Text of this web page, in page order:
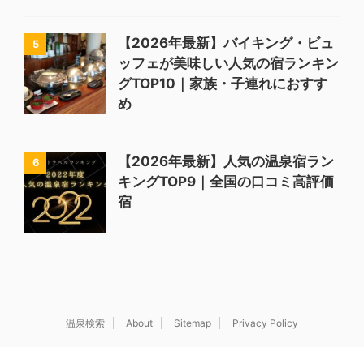
5
【2026年最新】バイキング・ビュ
ッフェが美味しい人気の宿ランキン
グTOP10｜家族・子連れにおすす
め
6
【2026年最新】人気の温泉宿ラン
キングTOP9｜全国の口コミ高評価
宿
温泉検索 About Sitemap Privacy Policy